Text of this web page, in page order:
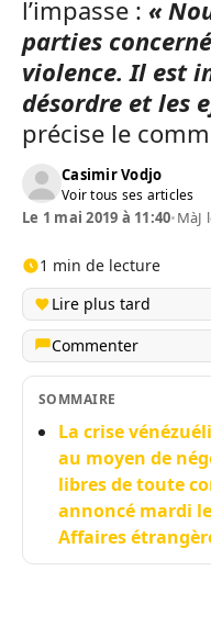
l’impasse : «
parties
violence. Il est
désordre et les
précise le
Casimir Vodjo
Voir tous ses articles
Le 1 mai 2019 à 11:40•MàJ
1 min de lecture
Lire plus tard
Commenter
SOMMAIRE
La crise
au moyen de
libres de toute
annoncé mardi
Affaires